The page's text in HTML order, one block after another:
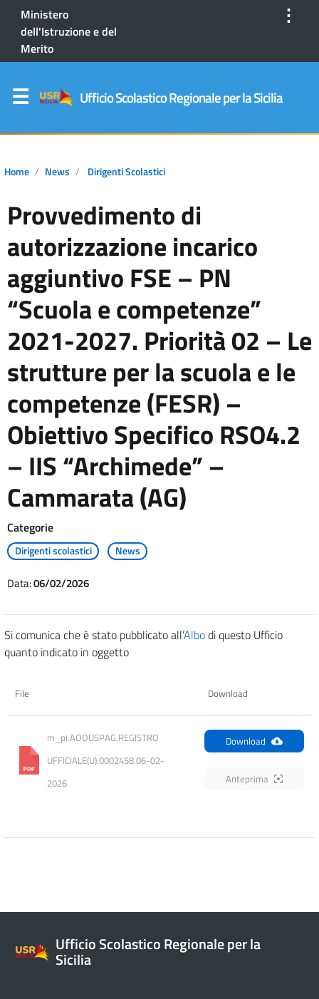
Ministero
dell'Istruzione e del
Merito
⋮
Ufficio Scolastico Regionale per la Sicilia
Home News Dirigenti Scolastici
Provvedimento di
autorizzazione incarico
aggiuntivo FSE – PN
“Scuola e competenze”
2021-2027. Priorità 02 – Le
strutture per la scuola e le
competenze (FESR) –
Obiettivo Specifico RSO4.2
– IIS “Archimede” –
Cammarata (AG)
Categorie
Dirigenti scolastici News
Data:06/02/2026
Si comunica che è stato pubblicato all’Albodi questo Ufficio
quanto indicato in oggetto
File Download
m_pi.AOOUSPAG.REGISTRO
UFFICIALE(U).0002458.06-02-
2026
Download
Anteprima
Ufficio Scolastico Regionale per la
Sicilia